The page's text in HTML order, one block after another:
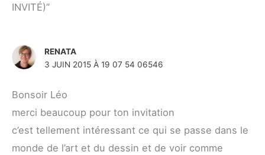
INVITÉ)”
RENATA
3 JUIN 2015 À 19 07 54 06546
Bonsoir Léo
merci beaucoup pour ton invitation
c’est tellement intéressant ce qui se passe dans le
monde de l’art et du dessin et de voir comme